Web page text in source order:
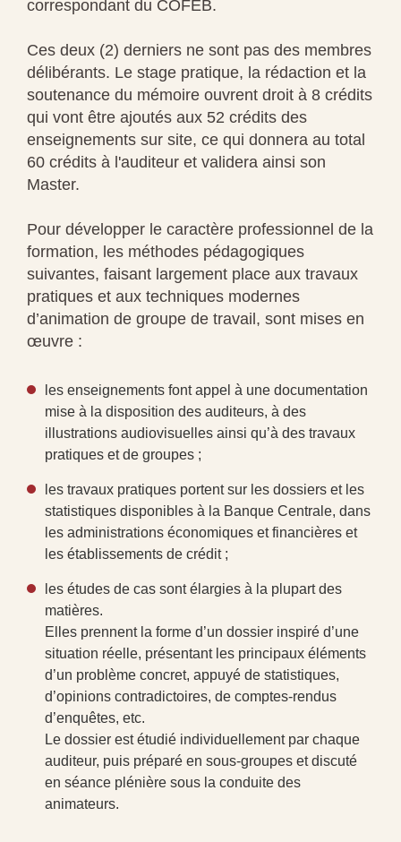
correspondant du COFEB.
Ces deux (2) derniers ne sont pas des membres
délibérants. Le stage pratique, la rédaction et la
soutenance du mémoire ouvrent droit à 8 crédits
qui vont être ajoutés aux 52 crédits des
enseignements sur site, ce qui donnera au total
60 crédits à l'auditeur et validera ainsi son
Master.
Pour développer le caractère professionnel de la
formation, les méthodes pédagogiques
suivantes, faisant largement place aux travaux
pratiques et aux techniques modernes
d’animation de groupe de travail, sont mises en
œuvre :
les enseignements font appel à une documentation
mise à la disposition des auditeurs, à des
illustrations audiovisuelles ainsi qu’à des travaux
pratiques et de groupes ;
les travaux pratiques portent sur les dossiers et les
statistiques disponibles à la Banque Centrale, dans
les administrations économiques et financières et
les établissements de crédit ;
les études de cas sont élargies à la plupart des
matières.
Elles prennent la forme d’un dossier inspiré d’une
situation réelle, présentant les principaux éléments
d’un problème concret, appuyé de statistiques,
d’opinions contradictoires, de comptes-rendus
d’enquêtes, etc.
Le dossier est étudié individuellement par chaque
auditeur, puis préparé en sous-groupes et discuté
en séance plénière sous la conduite des
animateurs.